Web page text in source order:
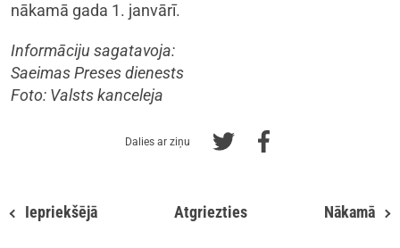
nākamā gada 1. janvārī.
Informāciju sagatavoja:
Saeimas Preses dienests
Foto: Valsts kanceleja
Dalies ar ziņu
Iepriekšējā Atgriezties Nākamā